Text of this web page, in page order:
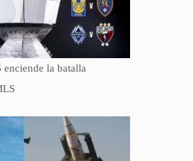
enciende la batalla